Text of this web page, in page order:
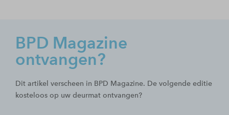
BPD Magazine
ontvangen?
Dit artikel verscheen in BPD Magazine. De volgende editie
kosteloos op uw deurmat ontvangen?